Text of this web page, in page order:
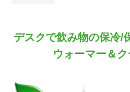
デスクで飲み物の保冷/
ウォーマー＆